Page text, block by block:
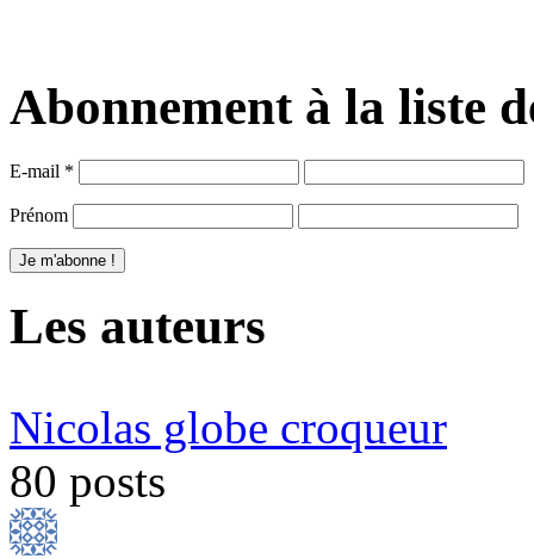
Abonnement à la liste
E-mail *
Prénom
Les auteurs
Nicolas globe croqueur
80 posts